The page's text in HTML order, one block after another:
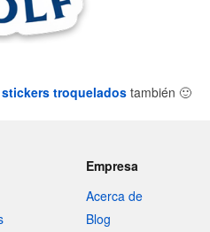
stickers troqueladostambién 🙂
Empresa
Acerca de
Blog